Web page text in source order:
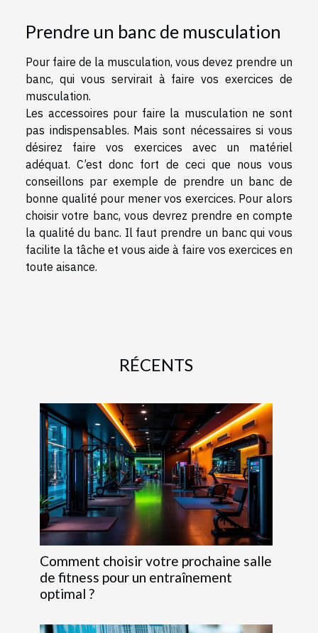
Prendre un banc de musculation
Pour faire de la musculation, vous devez prendre un
banc, qui vous servirait à faire vos exercices de
musculation.
Les accessoires pour faire la musculation ne sont
pas indispensables. Mais sont nécessaires si vous
désirez faire vos exercices avec un matériel
adéquat. C’est donc fort de ceci que nous vous
conseillons par exemple de prendre un banc de
bonne qualité pour mener vos exercices. Pour alors
choisir votre banc, vous devrez prendre en compte
la qualité du banc. Il faut prendre un banc qui vous
facilite la tâche et vous aide à faire vos exercices en
toute aisance.
RÉCENTS
Comment choisir votre prochaine salle
de fitness pour un entraînement
optimal ?